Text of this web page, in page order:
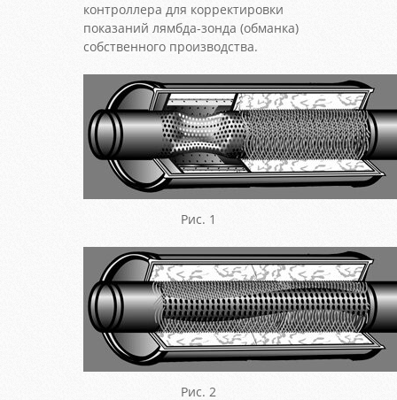
контроллера для корректировки
показаний лямбда-зонда (обманка)
собственного производства.
Рис. 1
Рис. 2